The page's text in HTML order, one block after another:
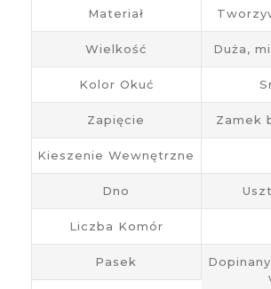
Materiał
Wielkość Duża,
Kolor Okuć
Zapięcie Zamek
Kieszenie Wewnętrzne
Dno
Liczba Komór
Pasek